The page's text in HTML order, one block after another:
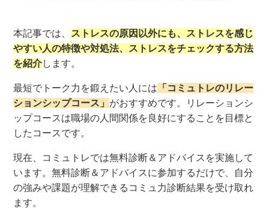
本記事では、 ストレスの原因以外にも、ストレスを感じ
やすい人の特徴や対処法、ストレスをチェックする方法
を紹介します。
最短でトーク力を鍛えたい人には 「コミュトレのリレー
ションシップコース」 がおすすめです。リレーションシ
ップコースは職場の人間関係を良好にすることを目標と
したコースです。
現在、コミュトレでは無料診断＆アドバイスを実施して
います。無料診断＆アドバイスに参加するだけで、自分
の強みや課題が理解できるコミュ力診断結果を受け取れ
ます。